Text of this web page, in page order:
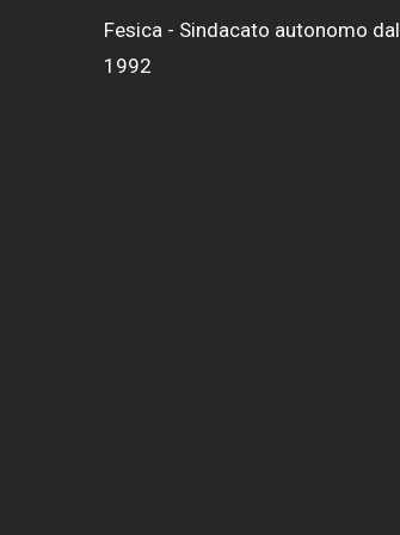
Fesica - Sindacato autonomo dal
1992